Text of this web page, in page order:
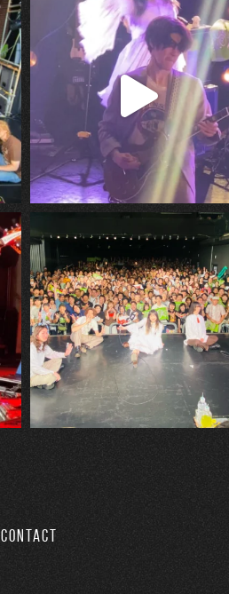
CONTACT